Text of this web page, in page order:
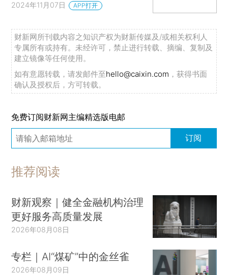
2024年11月07日 APP打开
财新网所刊载内容之知识产权为财新传媒及/或相关权利人
专属所有或持有。未经许可，禁止进行转载、摘编、复制及
建立镜像等任何使用。
如有意愿转载，请发邮件至hello@caixin.com ，获得书面
确认及授权后，方可转载。
免费订阅财新网主编精选版电邮
订阅
推荐阅读
财新观察｜健全金融机构治理
更好服务高质量发展
2026年08月08日
专栏｜AI“煤矿”中的金丝雀
2026年08月09日